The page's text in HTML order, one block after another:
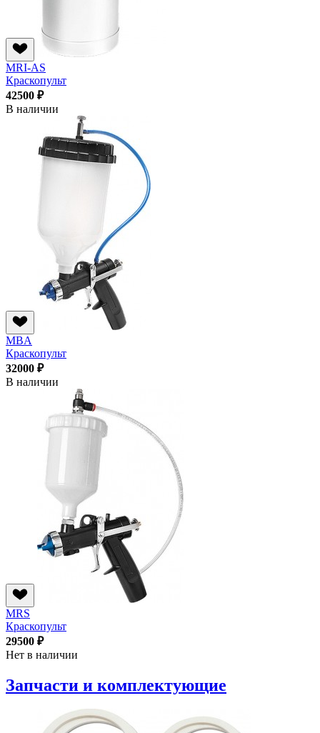
MRI-AS
Краскопульт
42500 ₽
В наличии
MBA
Краскопульт
32000 ₽
В наличии
MRS
Краскопульт
29500 ₽
Нет в наличии
Запчасти и комплектующие